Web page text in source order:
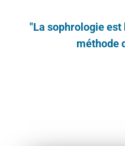
"La sophrologie
méthode